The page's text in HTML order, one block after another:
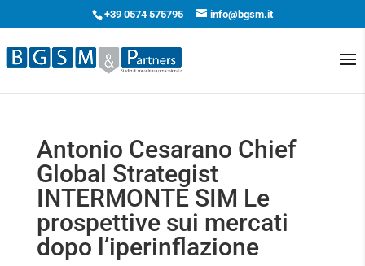
+39 0574 575795 info@bgsm.it
Antonio Cesarano Chief
Global Strategist
INTERMONTE SIM Le
prospettive sui mercati
dopo l’iperinflazione